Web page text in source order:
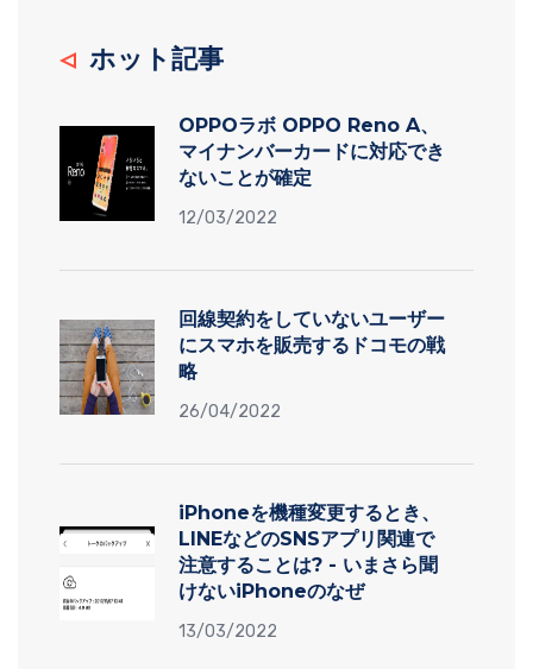
ホット記事
OPPOラボ OPPO Reno A、
マイナンバーカードに対応でき
ないことが確定
12/03/2022
回線契約をしていないユーザー
にスマホを販売するドコモの戦
略
26/04/2022
iPhoneを機種変更するとき、
LINEなどのSNSアプリ関連で
注意することは? - いまさら聞
けないiPhoneのなぜ
13/03/2022